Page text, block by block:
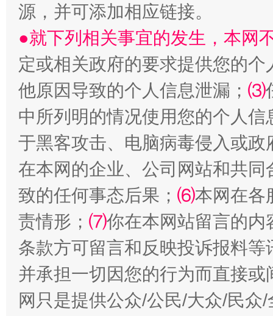
受贿1.44亿！段成刚被判无期 从幼
全民健身五年计划来了！等你上场
源，并可添加相应链接。
●就下列相关事宜的发生，本网
定或相关政府的要求提供您的个
他原因导致的个人信息泄漏； ⑶
中所列明的情况使用您的个人
于黑客攻击、电脑病毒侵入或
在本网的企业、公司网站和共
致的任何事态后果； ⑹本网在各
责情形； ⑺你在本网站留言的内
条款方可留言和反映投诉报料
并承担一切因您的行为而直接
网只是提供公众/公民/大众/民